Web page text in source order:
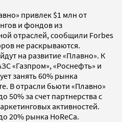
привлек $1 млн от
и фондов из
отраслей, сообщили Forbes
не раскрываются.
на развитие «Плавно». К
«Газпром», «Роснефть» и
занять 60% рынка
В отрасли бьюти «Плавно»
50% за счет партнерства с
активностей.
20% рынка HoReCa.